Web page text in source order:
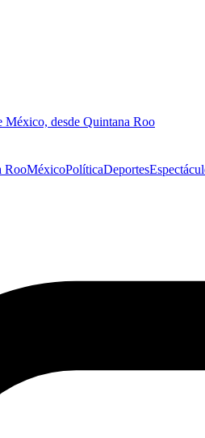
México, desde Quintana Roo
RooMéxicoPolíticaDeportes